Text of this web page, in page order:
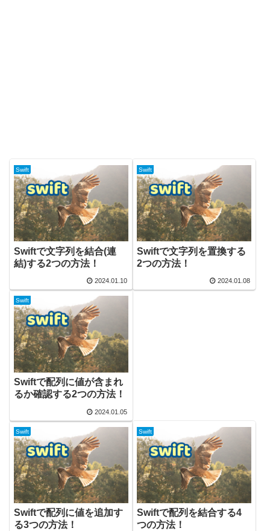
Swift
Swiftで文字列を結合(連
結)する2つの方法！
2024.01.10
Swift
Swiftで文字列を置換する
2つの方法！
2024.01.08
Swift
Swiftで配列に値が含まれ
るか確認する2つの方法！
2024.01.05
Swift
Swiftで配列に値を追加す
る3つの方法！
Swift
Swiftで配列を結合する4
つの方法！